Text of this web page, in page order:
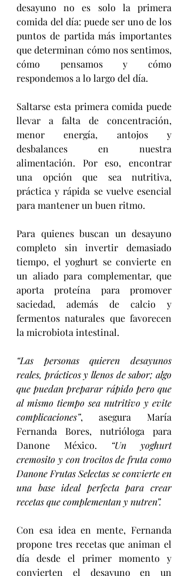
desayuno no es solo la primera
comida del día: puede ser uno de los
puntos de partida más importantes
que determinan cómo nos sentimos,
cómo pensamos y cómo
respondemos a lo largo del día.
Saltarse esta primera comida puede
llevar a falta de concentración,
menor energía, antojos y
desbalances en nuestra
alimentación. Por eso, encontrar
una opción que sea nutritiva,
práctica y rápida se vuelve esencial
para mantener un buen ritmo.
Para quienes buscan un desayuno
completo sin invertir demasiado
tiempo, el yoghurt se convierte en
un aliado para complementar, que
aporta proteína para promover
saciedad, además de calcio y
fermentos naturales que favorecen
la microbiota intestinal.
“Las personas quieren desayunos
reales, prácticos y llenos de sabor; algo
que puedan preparar rápido pero que
al mismo tiempo sea nutritivo y evite
complicaciones”, asegura María
Fernanda Bores, nutrióloga para
Danone México. “Un yoghurt
cremosito y con trocitos de fruta como
Danone Frutas Selectas se convierte en
una base ideal perfecta para crear
recetas que complementan y nutren”.
Con esa idea en mente, Fernanda
propone tres recetas que animan el
día desde el primer momento y
convierten el desayuno en un